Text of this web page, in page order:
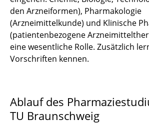
Englischsprachige Lehre
Studium und Familie
Auslandsaufenthalt
Stipendien
den Arzneiformen), Pharmakologie
(Arzneimittelkunde) und Klinische
(patientenbezogene
eine wesentliche Rolle. Zusätzlich
Vorschriften kennen.
Ablauf des
TU Braunschweig